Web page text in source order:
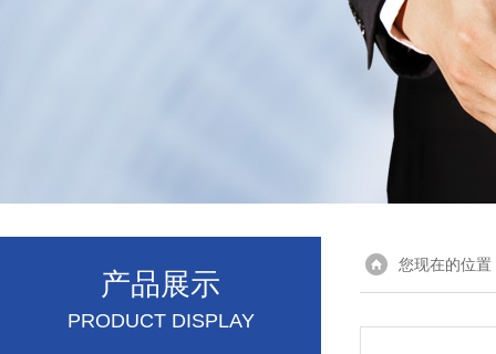
产品展示
PRODUCT DISPLAY
您现在的位置